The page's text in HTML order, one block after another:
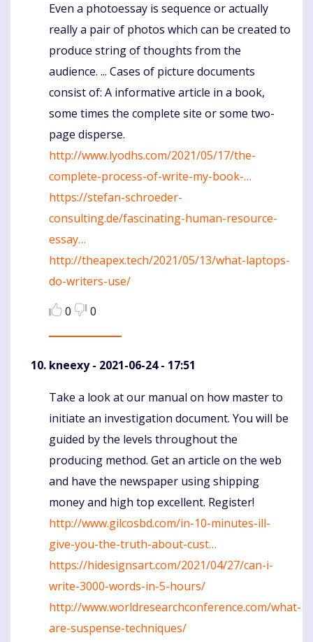
Komentaras
Even a photoessay is sequence or actually
really a pair of photos which can be created to
produce string of thoughts from the
audience. ... Cases of picture documents
consist of: A informative article in a book,
some times the complete site or some two-
page disperse.
http://www.lyodhs.com/2021/05/17/the-
complete-process-of-write-my-book-…
https://stefan-schroeder-
consulting.de/fascinating-human-resource-
essay…
http://theapex.tech/2021/05/13/what-laptops-
do-writers-use/
0
0
kneexy- 2021-06-24 - 17:51
Komentaras
Take a look at our manual on how master to
initiate an investigation document. You will be
guided by the levels throughout the
producing method. Get an article on the web
and have the newspaper using shipping
money and high top excellent. Register!
http://www.gilcosbd.com/in-10-minutes-ill-
give-you-the-truth-about-cust…
https://hidesignsart.com/2021/04/27/can-i-
write-3000-words-in-5-hours/
http://www.worldresearchconference.com/what-
are-suspense-techniques/